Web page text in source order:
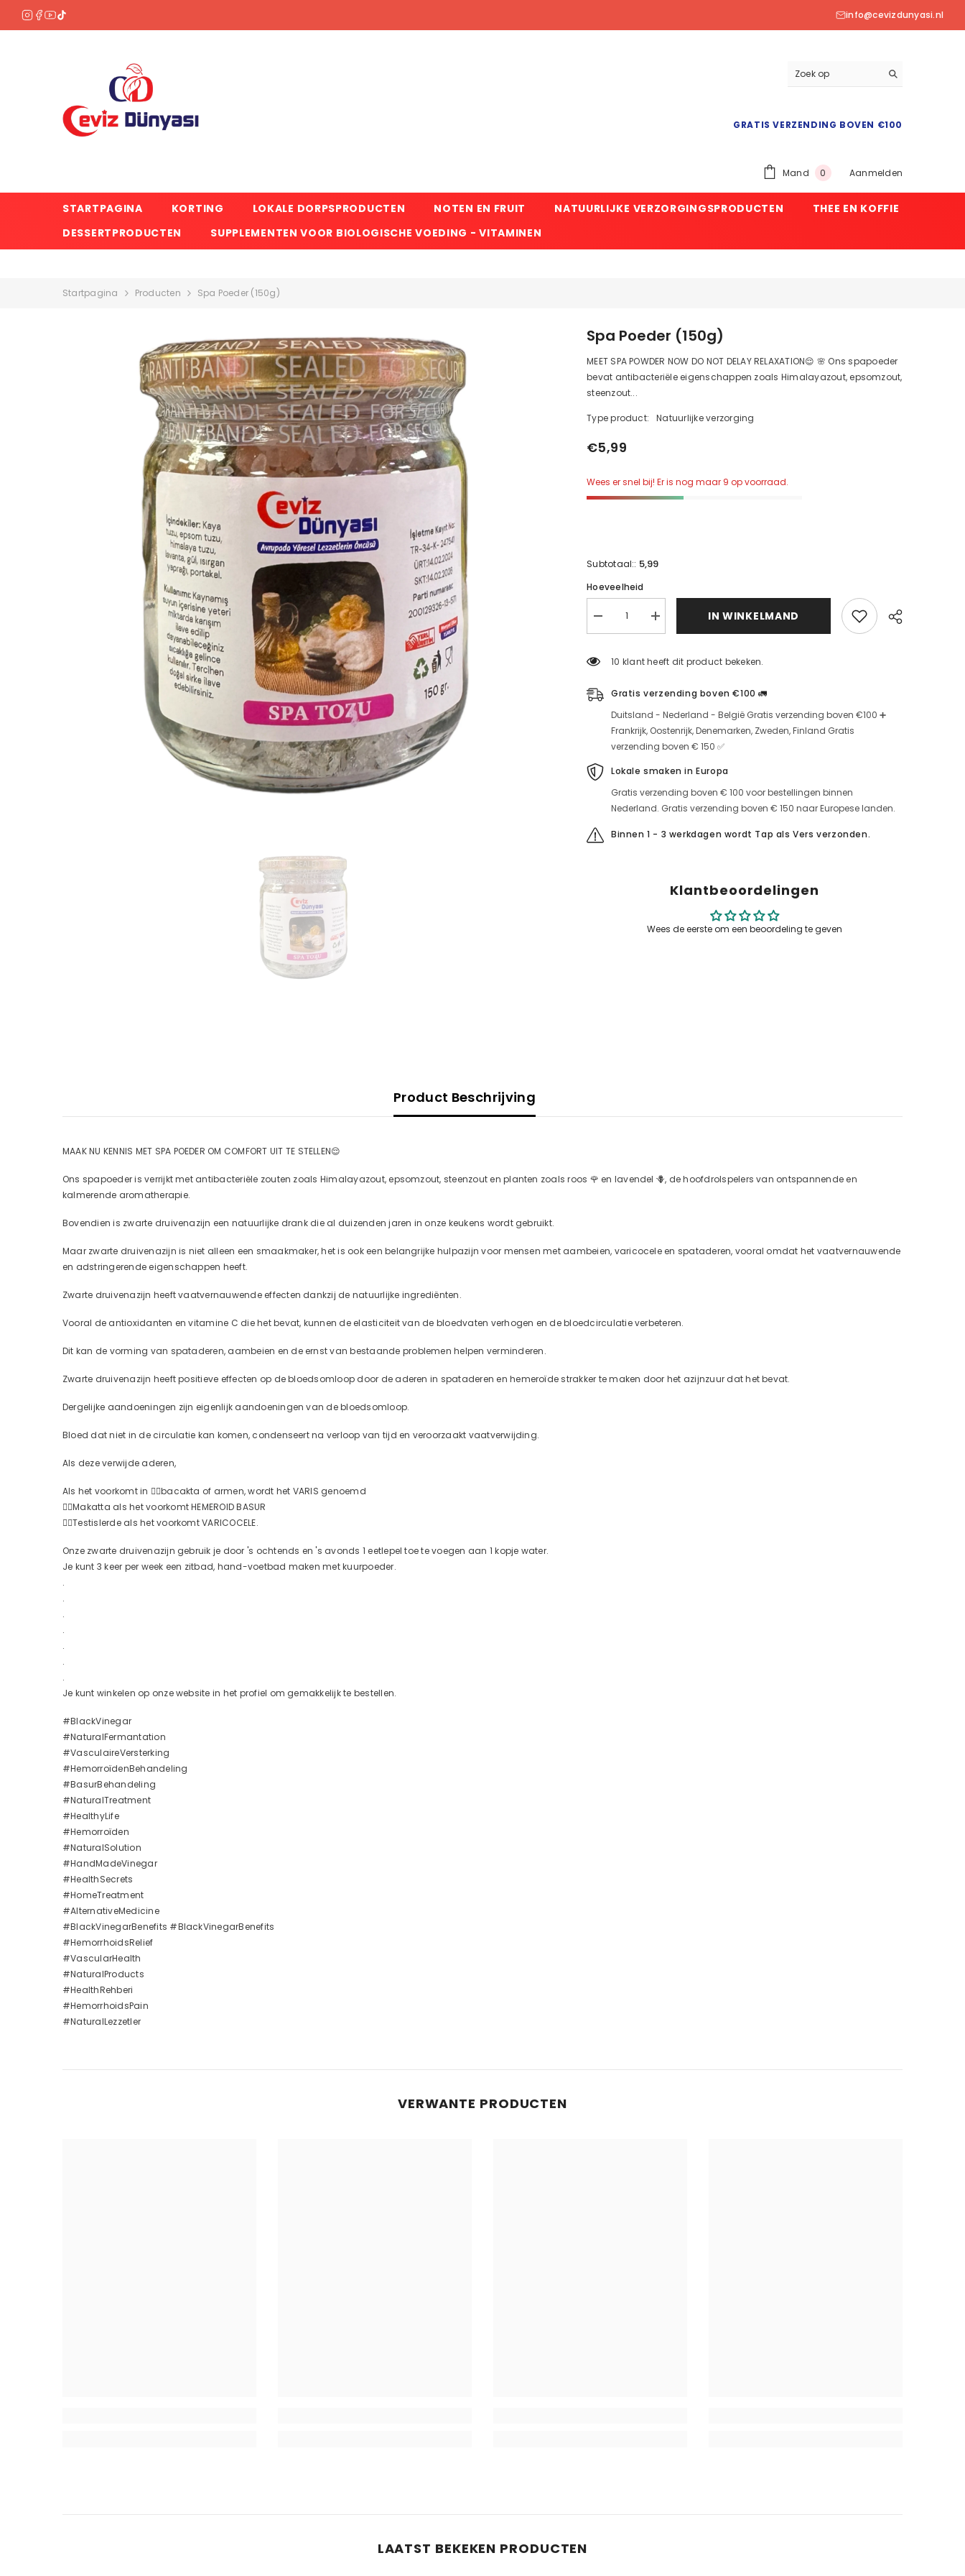
info@cevizdunyasi.nl
GRATIS VERZENDING BOVEN €100
Mand 0 0
Aanmelden
STARTPAGINA KORTING LOKALE DORPSPRODUCTEN NOTEN EN FRUIT NATUURLIJKE VERZORGINGSPRODUCTEN
THEE EN KOFFIE
DESSERTPRODUCTEN
SUPPLEMENTEN VOOR BIOLOGISCHE VOEDING - VITAMINEN
Startpagina Producten Spa Poeder (150g)
Spa Poeder (150g)
MEET SPA POWDER NOW DO NOT DELAY RELAXATION😌 🌸 Ons spapoeder
bevat antibacteriële eigenschappen zoals Himalayazout, epsomzout,
steenzout...
Type product: Natuurlijke verzorging
€5,99
Wees er snel bij! Er is nog maar 9 op voorraad.
Subtotaal:: 5,99
Hoeveelheid
Verminder
de
spapoeder
Verhoog
de
spapoeder
IN WINKELMAND
10 klant heeft dit product bekeken.
Gratis verzending boven €100 🚛
Duitsland - Nederland - België Gratis verzending boven €100 ➕
Frankrijk, Oostenrijk, Denemarken, Zweden, Finland Gratis
verzending boven € 150 ✅
Lokale smaken in Europa
Gratis verzending boven € 100 voor bestellingen binnen
Nederland. Gratis verzending boven € 150 naar Europese landen.
Binnen 1 - 3 werkdagen wordt Tap als Vers verzonden.
Klantbeoordelingen
Wees de eerste om een beoordeling te geven
Product Beschrijving
MAAK NU KENNIS MET SPA POEDER OM COMFORT UIT TE STELLEN😌
Ons spapoeder is verrijkt met antibacteriële zouten zoals Himalayazout, epsomzout, steenzout en planten zoals roos 🌹 en lavendel 🪻, de hoofdrolspelers van ontspannende en
kalmerende aromatherapie.
Bovendien is zwarte druivenazijn een natuurlijke drank die al duizenden jaren in onze keukens wordt gebruikt.
Maar zwarte druivenazijn is niet alleen een smaakmaker, het is ook een belangrijke hulpazijn voor mensen met aambeien, varicocele en spataderen, vooral omdat het vaatvernauwende
en adstringerende eigenschappen heeft.
Zwarte druivenazijn heeft vaatvernauwende effecten dankzij de natuurlijke ingrediënten.
Vooral de antioxidanten en vitamine C die het bevat, kunnen de elasticiteit van de bloedvaten verhogen en de bloedcirculatie verbeteren.
Dit kan de vorming van spataderen, aambeien en de ernst van bestaande problemen helpen verminderen.
Zwarte druivenazijn heeft positieve effecten op de bloedsomloop door de aderen in spataderen en hemeroïde strakker te maken door het azijnzuur dat het bevat.
Dergelijke aandoeningen zijn eigenlijk aandoeningen van de bloedsomloop.
Bloed dat niet in de circulatie kan komen, condenseert na verloop van tijd en veroorzaakt vaatverwijding.
Als deze verwijde aderen,
Als het voorkomt in 👉🏻bacakta of armen, wordt het VARIS genoemd
👉🏻Makatta als het voorkomt HEMEROID BASUR
👉🏻Testislerde als het voorkomt VARICOCELE.
Onze zwarte druivenazijn gebruik je door 's ochtends en 's avonds 1 eetlepel toe te voegen aan 1 kopje water.
Je kunt 3 keer per week een zitbad, hand-voetbad maken met kuurpoeder.
.
.
.
.
.
.
.
Je kunt winkelen op onze website in het profiel om gemakkelijk te bestellen.
#BlackVinegar
#NaturalFermantation
#VasculaireVersterking
#HemorroïdenBehandeling
#BasurBehandeling
#NaturalTreatment
#HealthyLife
#Hemorroïden
#NaturalSolution
#HandMadeVinegar
#HealthSecrets
#HomeTreatment
#AlternativeMedicine
#BlackVinegarBenefits #BlackVinegarBenefits
#HemorrhoidsRelief
#VascularHealth
#NaturalProducts
#HealthRehberi
#HemorrhoidsPain
#NaturalLezzetler
VERWANTE PRODUCTEN
LAATST BEKEKEN PRODUCTEN